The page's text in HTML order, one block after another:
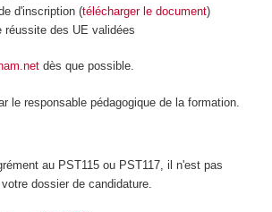
d'inscription (télécharger le document)
réussite des UE validées
dès que possible.
le responsable pédagogique de la formation.
au PST115 ou PST117, il n'est pas
dossier de candidature.